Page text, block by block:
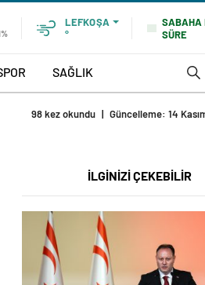
LEFKOŞA
°
SABAHA
SÜRE
SAĞLIK
98 kez okundu | Güncelleme: 14
İLGİNİZİ ÇEKEBİLİR